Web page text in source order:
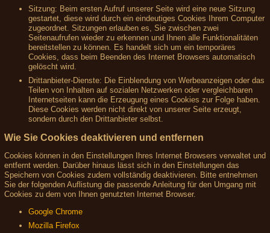
Sitzung: Beim ersten Aufruf unserer Seite wird eine neue Sitzung
gestartet, diese wird durch ein eindeutiges Cookies Ihrem Computer
zugeordnet. Sitzungen erlauben es, Sie zwischen zwei
Seitenaufrufen wieder zu erkennen und Ihnen alle Funktionalitäten
bereitstellen zu können. Es handelt sich um ein temporäres
Cookies, dass beim Beenden des Internet Browsers automatisch
gelöscht wird.
Drittanbieter-Dienste: Die Einblendung von Werbeanzeigen oder das
Teilen von Inhalten auf sozialen Netzwerken oder vergleichbaren
Internetseiten kann die Erzeugung eines Cookies zur Folge haben.
Diese Cookies werden nicht direkt von unserer Seite erzeugt,
sondern durch den Drittanbieter selbst.
Wie Sie Cookies deaktivieren und entfernen
Cookies können in den Einstellungen Ihres Internet Browsers verwaltet und
entfernt werden. Darüber hinaus lässt sich in den Einstellungen das
Speichern von Cookies zudem vollständig deaktivieren. Bitte entnehmen
Sie der folgenden Auflistung die passende Anleitung für den Umgang mit
Cookies zu dem von Ihnen genutzten Internet Browser.
Google Chrome
Mozilla Firefox